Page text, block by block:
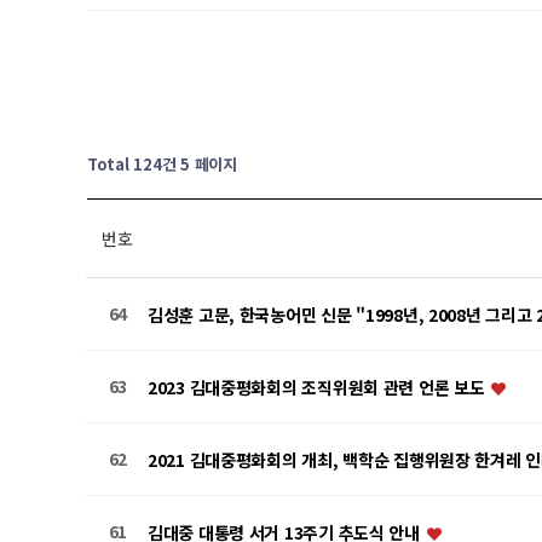
Total 124건5 페이지
번호
64 김성훈 고문, 한국농어민 신문 "1998년, 2008년 그리고
63 2023 김대중평화회의 조직위원회 관련 언론 보도
62 2021 김대중평화회의 개최, 백학순 집행위원장 한겨레
61 김대중 대통령 서거 13주기 추도식 안내